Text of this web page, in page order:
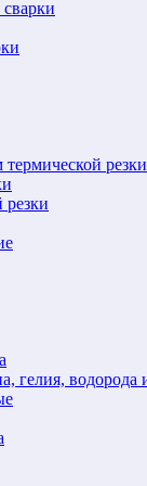
резки
гелия, водорода